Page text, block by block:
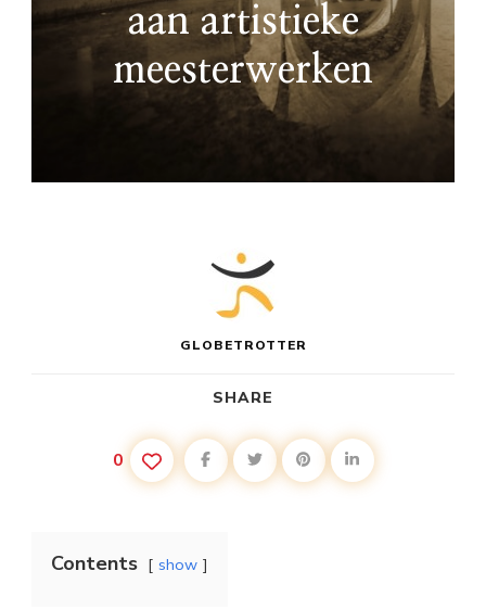
aan artistieke
meesterwerken
GLOBETROTTER
SHARE
0
Contents show